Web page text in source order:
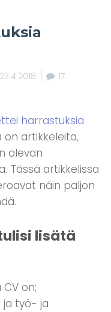
23.4.2018
17
harrastuksia
on artikkeleita,
olevan
Tässä artikkelissa
näin paljon
lisätä
on;
ja työ- ja